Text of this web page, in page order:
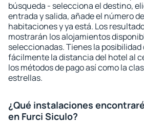
búsqueda - selecciona el destino,
entrada y salida, añade el número
habitaciones y ya está. Los
mostrarán los alojamientos
seleccionadas. Tienes la
fácilmente la distancia del hotel al
los métodos de pago así como la
estrellas.
¿Qué instalaciones
en Furci Siculo?